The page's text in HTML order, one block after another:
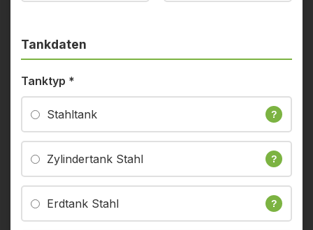
Tankdaten
Tanktyp *
Stahltank ?
Zylindertank Stahl ?
Erdtank Stahl ?